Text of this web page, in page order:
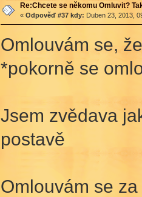
Re:Chcete se někomu Omluvit?
« Odpověď #37 kdy: Duben 23, 2013,
Omlouvám se,
*pokorně se
Jsem zvědava
postavě
Omlouvám se